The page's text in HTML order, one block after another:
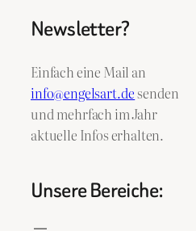
Newsletter?
Einfach eine Mail an
info@engelsart.desenden
und mehrfach im Jahr
aktuelle Infos erhalten.
Unsere Bereiche: